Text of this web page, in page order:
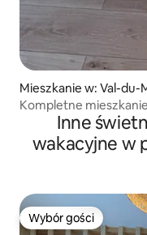
Mieszkanie w: Val-du-
Kompletne
Inne
wakacyjne w
Wybór gości
Wybór gości